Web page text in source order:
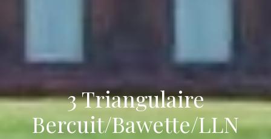
3 Triangulaire
Bercuit/Bawette/LLN